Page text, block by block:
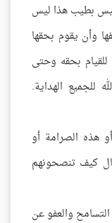
ليس بطيب هذا ليس
وأن يقوم بحقها
بحقه وحتى
للجميع الهداية.
هذه الصرامة أو
كيف تنصحونهم
والعفو عن